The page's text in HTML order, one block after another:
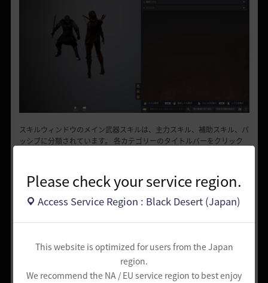
Please check your service region.
Access Service Region : Black Desert (Japan)
This website is optimized for users from the Japan
region.
We recommend the NA / EU service region to best enjoy
スキルウィンドウのメイン武器スキルは、主力スキル、補助スキル、パ
ッシブに分類されています。 各カテゴリーのタイトルバーをクリック